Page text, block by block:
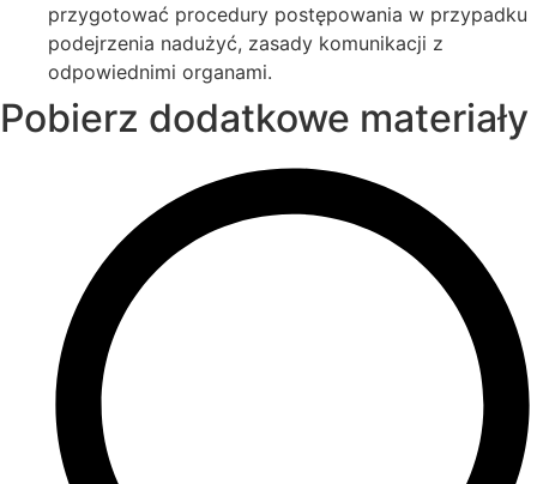
przygotować procedury postępowania w przypadku
podejrzenia nadużyć, zasady komunikacji z
odpowiednimi organami.
Pobierz dodatkowe materiały